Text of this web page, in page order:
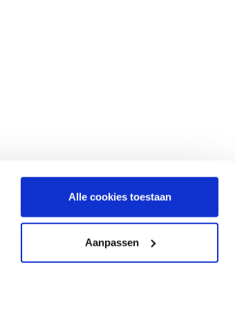
Alle cookies toestaan
Aanpassen